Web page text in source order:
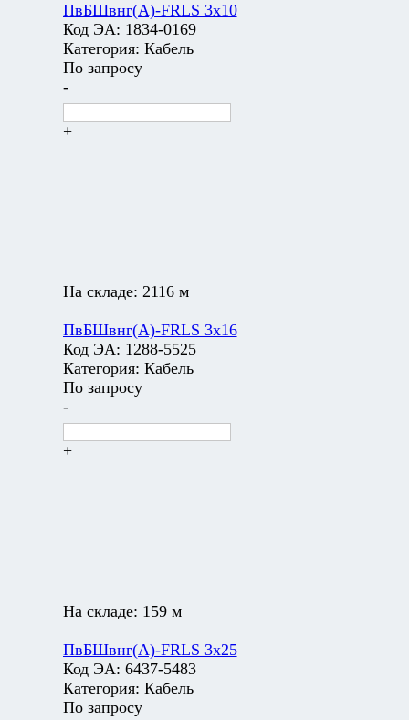
ПвБШвнг(А)-FRLS 3х10
Код ЭА: 1834-0169
Категория: Кабель
По запросу
-
+
На складе: 2116 м
ПвБШвнг(А)-FRLS 3х16
Код ЭА: 1288-5525
Категория: Кабель
По запросу
-
+
На складе: 159 м
ПвБШвнг(А)-FRLS 3х25
Код ЭА: 6437-5483
Категория: Кабель
По запросу